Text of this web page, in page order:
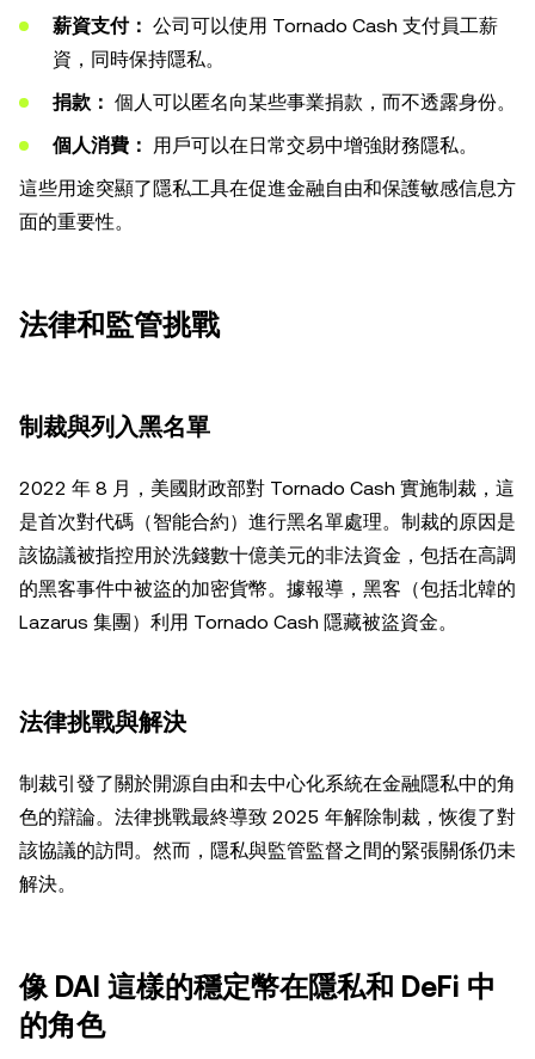
薪資支付： 公司可以使用 Tornado Cash 支付員工薪
資，同時保持隱私。
捐款： 個人可以匿名向某些事業捐款，而不透露身份。
個人消費： 用戶可以在日常交易中增強財務隱私。
這些用途突顯了隱私工具在促進金融自由和保護敏感信息方
面的重要性。
法律和監管挑戰
制裁與列入黑名單
2022 年 8 月，美國財政部對 Tornado Cash 實施制裁，這
是首次對代碼（智能合約）進行黑名單處理。制裁的原因是
該協議被指控用於洗錢數十億美元的非法資金，包括在高調
的黑客事件中被盜的加密貨幣。據報導，黑客（包括北韓的
Lazarus 集團）利用 Tornado Cash 隱藏被盜資金。
法律挑戰與解決
制裁引發了關於開源自由和去中心化系統在金融隱私中的角
色的辯論。法律挑戰最終導致 2025 年解除制裁，恢復了對
該協議的訪問。然而，隱私與監管監督之間的緊張關係仍未
解決。
像 DAI 這樣的穩定幣在隱私和 DeFi 中
的角色